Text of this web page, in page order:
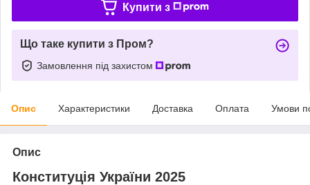
Купити з
Що таке купити з Пром?
Замовлення під захистом
Опис Характеристики Доставка Оплата Умови
Опис
Конституція України 2025